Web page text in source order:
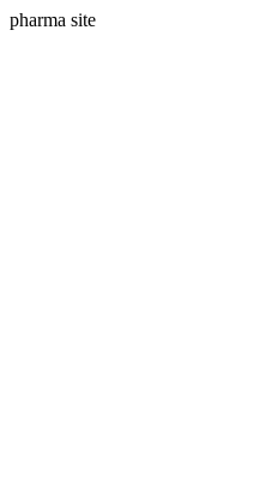
pharma site